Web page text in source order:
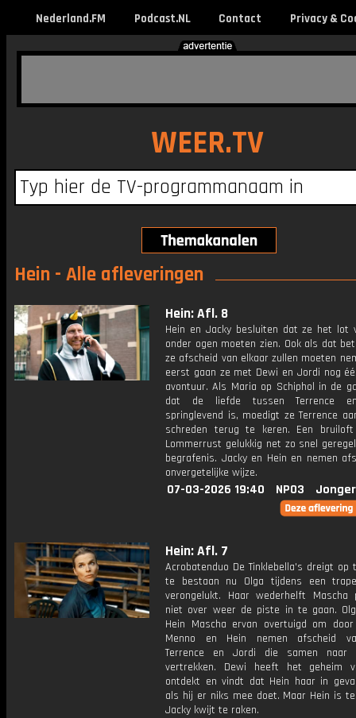
Nederland.FM Podcast.NL Contact Privacy &
WEER.TV
Hein - Alle afleveringen
Hein: Afl. 8
Hein en Jacky besluiten dat ze het lot
onder ogen moeten zien. Ook als dat
ze afscheid van elkaar zullen moeten
eerst gaan ze met Dewi en Jordi nog
avontuur. Als Maria op Schiphol in de
dat de liefde tussen Terrence
springlevend is, moedigt ze Terrence
schreden terug te keren. Een
Lommerrust gelukkig net zo snel
begrafenis. Jacky en Hein en nemen
onvergetelijke wijze.
07-03-2026 19:40 NPO3
Hein: Afl. 7
Acrobatenduo De Tinklebella's dreigt op
te bestaan nu Olga tijdens een
verongelukt. Haar wederhelft
niet over weer de piste in te gaan.
Hein Mascha ervan overtuigd om
Menno en Hein nemen afscheid
Terrence en Jordi die samen naar
vertrekken. Dewi heeft het geheim
ontdekt en vindt dat Hein haar in
als hij er niks mee doet. Maar Hein is
Jacky kwijt te raken.